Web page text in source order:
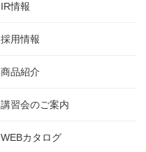
IR情報
採用情報
商品紹介
講習会のご案内
WEBカタログ